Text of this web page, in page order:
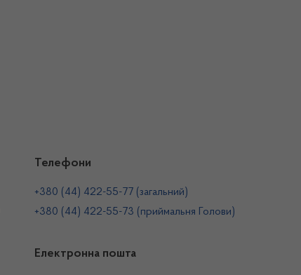
Телефони
+380 (44) 422-55-77 (загальний)
+380 (44) 422-55-73 (приймальня Голови)
Електронна пошта